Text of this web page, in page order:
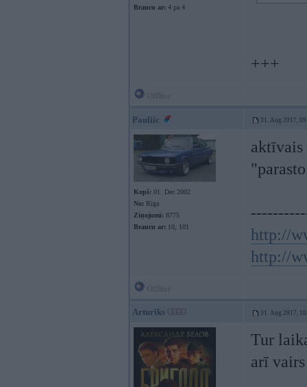
Braucu ar: 4 pa 4
+++
Pauliic 31. Aug 2017,
Kopš: 01. Dec 2002
No: Rīga
Ziņojumi: 8775
Braucu ar: 10, 101
aktīvais
http://
http://
Arturiks 31. Aug 2017,
Tur
arī